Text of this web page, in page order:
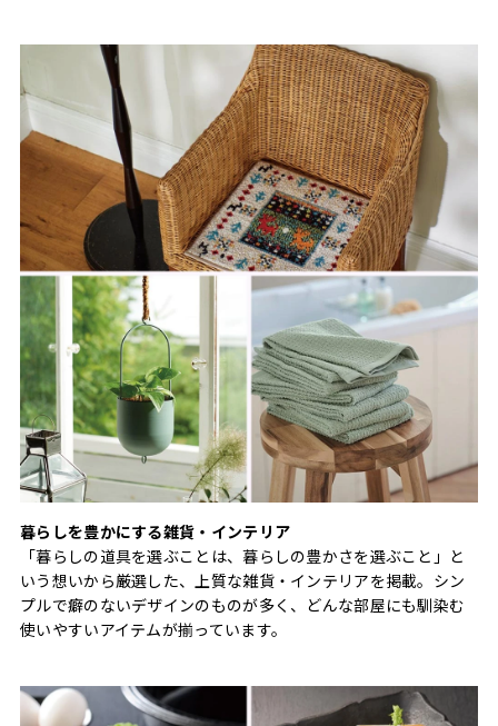
暮らしを豊かにする雑貨・インテリア
「暮らしの道具を選ぶことは、暮らしの豊かさを選ぶこと」と
いう想いから厳選した、上質な雑貨・インテリアを掲載。シン
プルで癖のないデザインのものが多く、どんな部屋にも馴染む
使いやすいアイテムが揃っています。